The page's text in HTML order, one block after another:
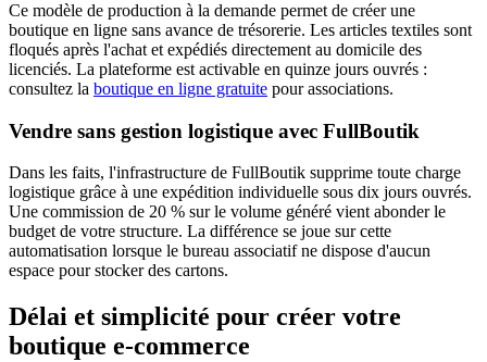
Ce modèle de production à la demande permet de créer une
boutique en ligne sans avance de trésorerie. Les articles textiles sont
floqués après l'achat et expédiés directement au domicile des
licenciés. La plateforme est activable en quinze jours ouvrés :
consultez la boutique en ligne gratuite pour associations.
Vendre sans gestion logistique avec FullBoutik
Dans les faits, l'infrastructure de FullBoutik supprime toute charge
logistique grâce à une expédition individuelle sous dix jours ouvrés.
Une commission de 20 % sur le volume généré vient abonder le
budget de votre structure. La différence se joue sur cette
automatisation lorsque le bureau associatif ne dispose d'aucun
espace pour stocker des cartons.
Délai et simplicité pour créer votre
boutique e-commerce